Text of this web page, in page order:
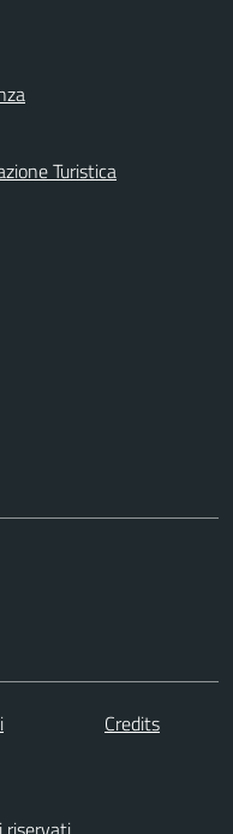
Turistica
Credits